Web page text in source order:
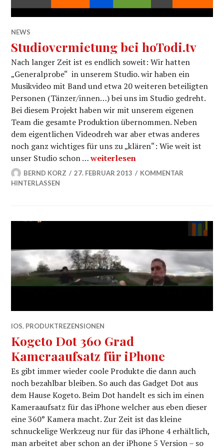
NEWS
Studiovermietung bei hoTodi.tv
Nach langer Zeit ist es endlich soweit: Wir hatten
„Generalprobe“ in unserem Studio. wir haben ein
Musikvideo mit Band und etwa 20 weiteren beteiligten
Personen (Tänzer/innen…) bei uns im Studio gedreht.
Bei diesem Projekt haben wir mit unserem eigenen
Team die gesamte Produktion übernommen. Neben
dem eigentlichen Videodreh war aber etwas anderes
noch ganz wichtiges für uns zu „klären“: Wie weit ist
unser Studio schon …Studiovermietung bei hoTodi.tv
weiterlesen
BERND KORZ 27. FEBRUAR 2013
KOMMENTAR
HINTERLASSEN
IOS, PRODUKTREZENSIONEN
Kogeto Dot 360 Grad
Kameraaufsatz für iPhone
Es gibt immer wieder coole Produkte die dann auch
noch bezahlbar bleiben. So auch das Gadget Dot aus
dem Hause Kogeto. Beim Dot handelt es sich im einen
Kameraaufsatz für das iPhone welcher aus eben dieser
eine 360° Kamera macht. Zur Zeit ist das kleine
schnuckelige Werkzeug nur für das iPhone 4 erhältlich,
man arbeitet aber schon an der iPhone 5 Version – so